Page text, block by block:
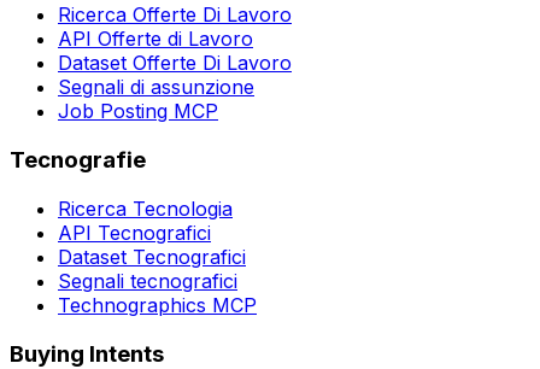
Ricerca Offerte Di Lavoro
API Offerte di Lavoro
Dataset Offerte Di Lavoro
Segnali di assunzione
Job Posting MCP
Tecnografie
Ricerca Tecnologia
API Tecnografici
Dataset Tecnografici
Segnali tecnografici
Technographics MCP
Buying Intents